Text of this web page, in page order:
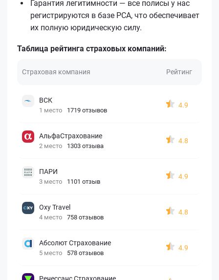
Гарантия легитимности — все полисы у нас
регистрируются в базе РСА, что обеспечивает
их полную юридическую силу.
Таблица рейтинга страховых компаний:
Страховая компания Рейтинг
ВСК
1 место 1719 отзывов
4.9
АльфаСтрахование
2 место 1303 отзыва
4.8
ПАРИ
3 место 1101 отзыв
4.9
Oxy Travel
4 место 758 отзывов
4.8
Абсолют Страхование
5 место 578 отзывов
4.9
Ренессанс Страхование